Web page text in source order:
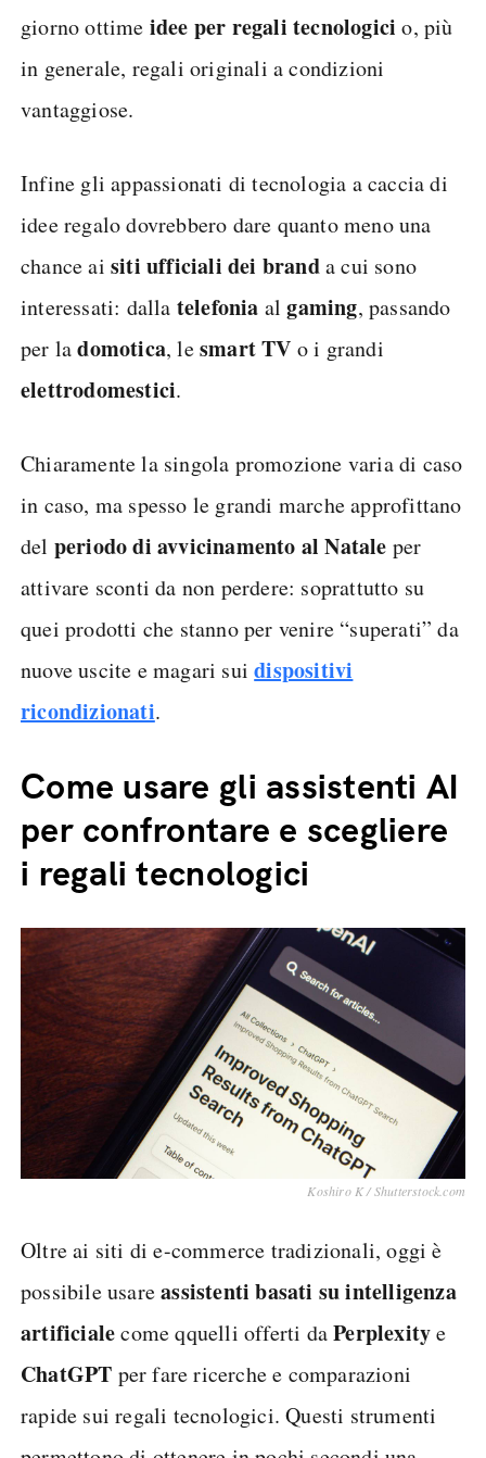
giorno ottime idee per regali tecnologici o, più
in generale, regali originali a condizioni
vantaggiose.
Infine gli appassionati di tecnologia a caccia di
idee regalo dovrebbero dare quanto meno una
chance ai siti ufficiali dei branda cui sono
interessati: dalla telefonia algaming, passando
per ladomotica, lesmart TV o i grandi
elettrodomestici.
Chiaramente la singola promozione varia di caso
in caso, ma spesso le grandi marche approfittano
del periodo di avvicinamento al Natale per
attivare sconti da non perdere: soprattutto su
quei prodotti che stanno per venire “superati” da
nuove uscite e magari suidispositivi
ricondizionati.
Come usare gli assistenti AI
per confrontare e scegliere
i regali tecnologici
Koshiro K / Shutterstock.com
Oltre ai siti di e-commerce tradizionali, oggi è
possibile usareassistenti basati su intelligenza
artificialecome qquelli offerti daPerplexitye
ChatGPT per fare ricerche e comparazioni
rapide sui regali tecnologici. Questi strumenti